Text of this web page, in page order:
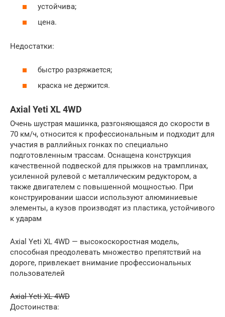
устойчива;
цена.
Недостатки:
быстро разряжается;
краска не держится.
Axial Yeti XL 4WD
Очень шустрая машинка, разгоняющаяся до скорости в
70 км/ч, относится к профессиональным и подходит для
участия в раллийных гонках по специально
подготовленным трассам. Оснащена конструкция
качественной подвеской для прыжков на трамплинах,
усиленной рулевой с металлическим редуктором, а
также двигателем с повышенной мощностью. При
конструировании шасси используют алюминиевые
элементы, а кузов производят из пластика, устойчивого
к ударам
Axial Yeti XL 4WD — высокоскоростная модель,
способная преодолевать множество препятствий на
дороге, привлекает внимание профессиональных
пользователей
Axial Yeti XL 4WD
Достоинства: